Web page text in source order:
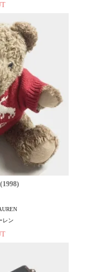
レン